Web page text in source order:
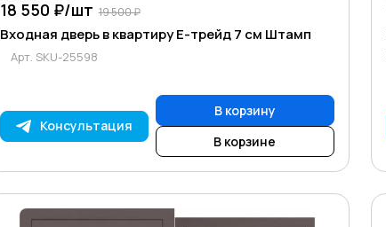
18 550 ₽/шт 19 500 ₽
Входная дверь в квартиру Е-трейд 7 см Штамп
Арт. SKU-25598
Консультация
В корзину
В корзине